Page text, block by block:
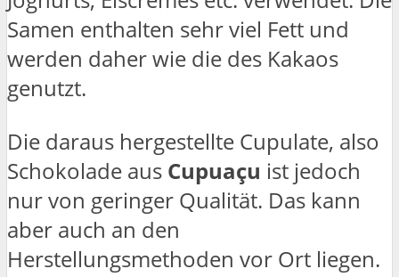
Samen enthalten sehr viel Fett und
werden daher wie die des Kakaos
genutzt.
Die daraus hergestellte Cupulate, also
Schokolade aus Cupuaçu ist jedoch
nur von geringer Qualität. Das kann
aber auch an den
Herstellungsmethoden vor Ort liegen.